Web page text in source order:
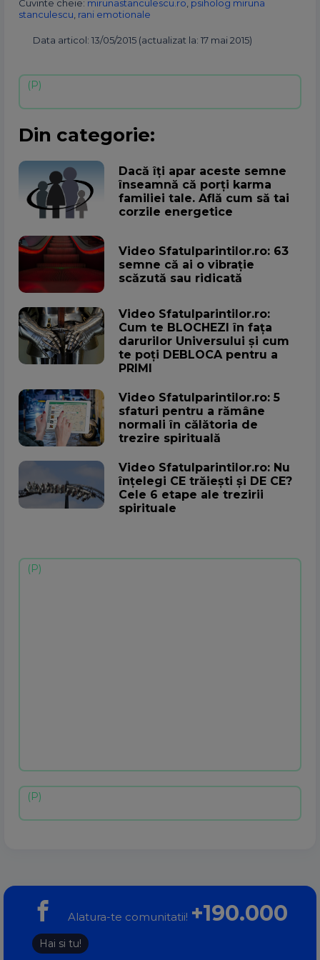
Cuvinte cheie: mirunastanculescu.ro psiholog miruna
stanculescu rani emotionale
Data articol: 13/05/2015 (actualizat la: 17 mai 2015)
Din categorie:
Dacă îți apar aceste semne
înseamnă că porți karma
familiei tale. Află cum să tai
corzile energetice
Video Sfatulparintilor.ro: 63
semne că ai o vibrație
scăzută sau ridicată
Video Sfatulparintilor.ro:
Cum te BLOCHEZI în fața
darurilor Universului și cum
te poți DEBLOCA pentru a
PRIMI
Video Sfatulparintilor.ro: 5
sfaturi pentru a rămâne
normali în călătoria de
trezire spirituală
Video Sfatulparintilor.ro: Nu
înțelegi CE trăiești și DE CE?
Cele 6 etape ale trezirii
spirituale
Alatura-te comunitatii! +190.000
Hai si tu!